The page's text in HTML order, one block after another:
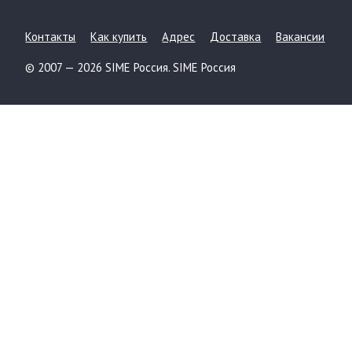
Контакты Как купить Адрес Доставка Вакансии
© 2007 — 2026 SIME Россия. SIME Россия